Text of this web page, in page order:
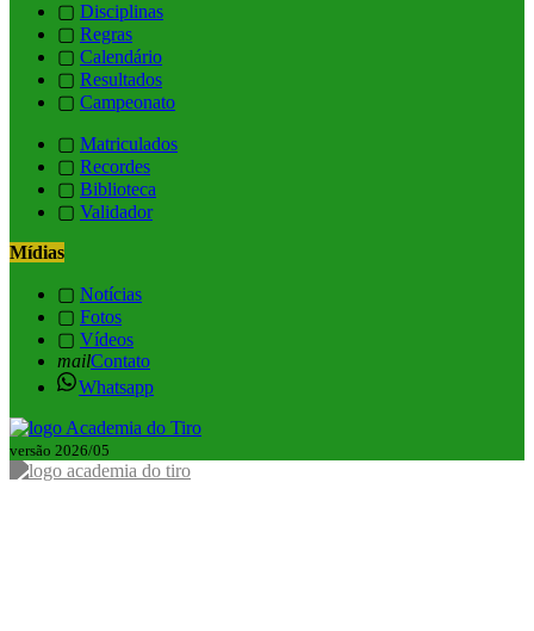
▢ Disciplinas
▢ Regras
▢ Calendário
▢ Resultados
▢ Campeonato
▢ Matriculados
▢ Recordes
▢ Biblioteca
▢ Validador
Mídias
▢ Notícias
▢ Fotos
▢ Vídeos
mailContato
Whatsapp
versão 2026/05